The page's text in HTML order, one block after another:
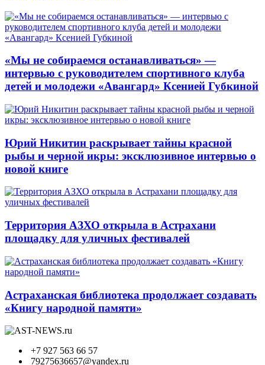
«Мы не собираемся останавливаться» —
интервью с руководителем спортивного клуба
детей и молодежи «Авангард» Ксенией Губкиной
Юрий Никитин раскрывает тайны красной
рыбы и черной икры: эксклюзивное интервью о
новой книге
Территория АЗХО открыла в Астрахани
площадку для уличных фестивалей
Астраханская библиотека продолжает создавать
«Книгу народной памяти»
+7 927 563 66 57
79275636657@yandex.ru